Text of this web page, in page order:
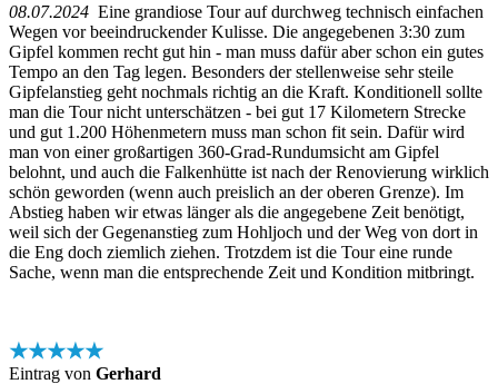
08.07.2024 Eine grandiose Tour auf durchweg technisch einfachen
Wegen vor beeindruckender Kulisse. Die angegebenen 3:30 zum
Gipfel kommen recht gut hin - man muss dafür aber schon ein gutes
Tempo an den Tag legen. Besonders der stellenweise sehr steile
Gipfelanstieg geht nochmals richtig an die Kraft. Konditionell sollte
man die Tour nicht unterschätzen - bei gut 17 Kilometern Strecke
und gut 1.200 Höhenmetern muss man schon fit sein. Dafür wird
man von einer großartigen 360-Grad-Rundumsicht am Gipfel
belohnt, und auch die Falkenhütte ist nach der Renovierung wirklich
schön geworden (wenn auch preislich an der oberen Grenze). Im
Abstieg haben wir etwas länger als die angegebene Zeit benötigt,
weil sich der Gegenanstieg zum Hohljoch und der Weg von dort in
die Eng doch ziemlich ziehen. Trotzdem ist die Tour eine runde
Sache, wenn man die entsprechende Zeit und Kondition mitbringt.
★★★★★
Eintrag von Gerhard